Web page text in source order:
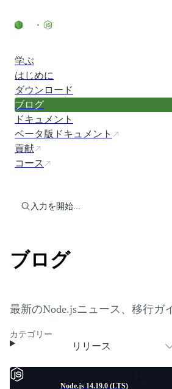
学ぶ
はじめに
ダウンロード
ブログ
ドキュメント
ベータ版ドキュメント
貢献
コース
入力を開始...
ブログ
最新のNode.jsニュース、移行ガ
カテゴリー
リリース
Node.js 14.19.0 (LTS)